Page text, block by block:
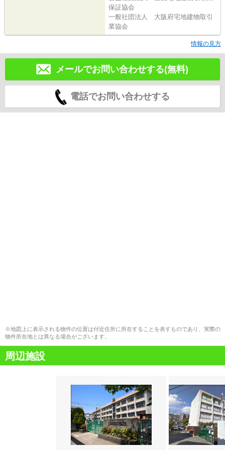
保証協会
一般社団法人 大阪府宅地建物取引
業協会
情報の見方
メールでお問い合わせする(無料)
電話でお問い合わせする
※地図上に表示される物件の位置は付近住所に所在することを表すものであり、実際の
物件所在地とは異なる場合がございます。
周辺施設